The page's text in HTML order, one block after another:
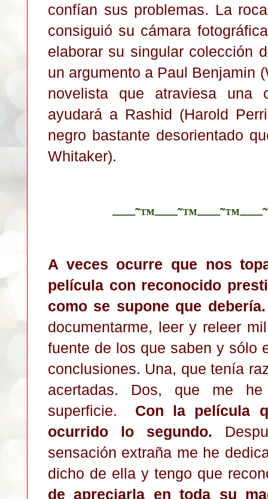
confían sus problemas. La
consiguió su cámara
elaborar su singular colección
un argumento a Paul Benjamin
novelista que atraviesa
ayudará a Rashid (Harold
negro bastante desorientado
Whitaker).
A veces ocurre que nos
película con reconocido
como se supone que debería.
documentarme, leer y releer
fuente de los que saben y sólo
conclusiones. Una, que tenía
acertadas. Dos, que me
superficie. Con la película
ocurrido lo segundo.
sensación extraña me he
dicho de ella y tengo que
de apreciarla en toda su